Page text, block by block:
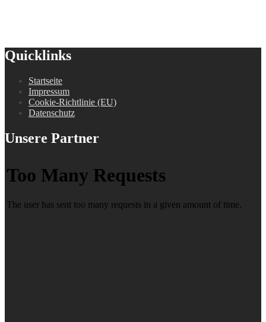
Quicklinks
Startseite
Impressum
Cookie-Richtlinie (EU)
Datenschutz
Unsere Partner